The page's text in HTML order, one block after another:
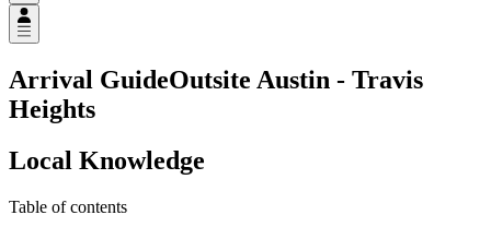
Open user menu
Arrival GuideOutsite Austin - Travis
Heights
Local Knowledge
Table of contents